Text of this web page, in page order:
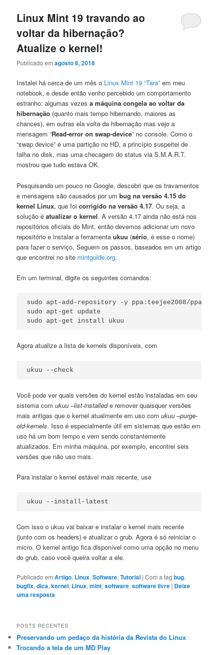
principal
secundário
Linux Mint 19 travando ao
voltar da hibernação?
Atualize o kernel!
Publicado emagosto 6, 2018
Instalei há cerca de um mês o Linux Mint 19 “Tara” em meu
notebook, e desde então venho percebido um comportamento
estranho: algumas vezesa máquina congela ao voltar da
hibernação (quanto mais tempo hibernando, maiores as
chances), em outras ela volta da hibernação mas vejo a
mensagem “Read-error on swap-device” no console. Como o
“swap device” é uma partição no HD, a princípio suspeitei de
falha no disk, mas uma checagem do status via S.M.A.R.T.
mostrou que tudo estava OK.
Pesquisando um pouco no Google, descobri que os travamentos
e mensagens são causados por umbug na versão 4.15 do
kernel Linux, que foicorrigido na versão 4.17. Ou seja, a
solução éatualizar o kernel. A versão 4.17 ainda não está nos
repositórios oficiais do Mint, então devemos adicionar um novo
repositório e instalar a ferramentaukuu (sério, é esse o nome)
para fazer o serviço. Seguem os passos, baseados em um artigo
que encontrei no site mintguide.org.
Em um terminal, digite os seguintes comandos:
sudo apt-add-repository -y ppa:teejee2008/ppa
sudo apt-get update
sudo apt-get install ukuu
Agora atualize a lista de kernels disponíveis, com
ukuu --check
Você pode ver quais versões do kernel estão instaladas em seu
sistema comukuu –list-installede remover quaisquer versões
mais antigas que o kernel atualmente em uso comukuu –purge-
old-kernels. Isso é especialmente útil em sistemas que estão em
uso há um bom tempo e vem sendo constantemente
atualizados. Em minha máquina, por exemplo, encontrei seis
versões que não uso mais.
Para instalar o kernel estável mais recente, use
ukuu --install-latest
Com isso o ukuu vai baixar e instalar o kernel mais recente
(junto com os headers) e atualizar o grub. Agora é só reiniciar o
micro. O kernel antigo fica disponível como uma opção no menu
do grub, caso você queira voltar a ele.
Publicado em Artigo, Linux,Software,Tutorial |Com a tagbug,
bugfix,dica,kernel, Linux,mint,software,software livre | Deixe
uma resposta
POSTS RECENTES
Preservando um pedaço da história da Revista do Linux
Trocando a tela de um MD Play